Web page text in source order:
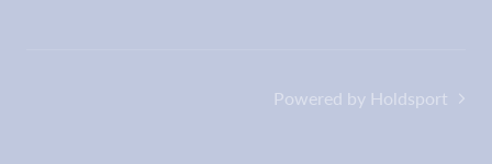
Powered by Holdsport